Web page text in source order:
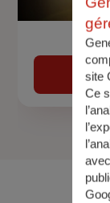
site
Ce